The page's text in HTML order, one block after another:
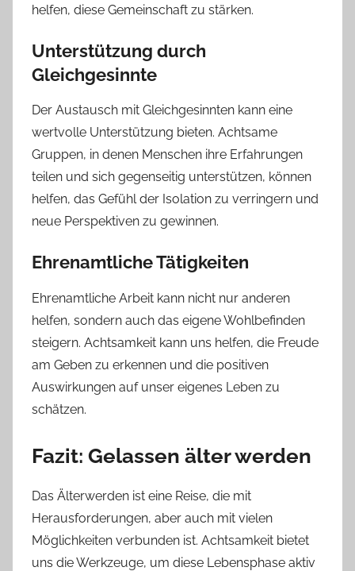
helfen, diese Gemeinschaft zu stärken.
Unterstützung durch
Gleichgesinnte
Der Austausch mit Gleichgesinnten kann eine
wertvolle Unterstützung bieten. Achtsame
Gruppen, in denen Menschen ihre Erfahrungen
teilen und sich gegenseitig unterstützen, können
helfen, das Gefühl der Isolation zu verringern und
neue Perspektiven zu gewinnen.
Ehrenamtliche Tätigkeiten
Ehrenamtliche Arbeit kann nicht nur anderen
helfen, sondern auch das eigene Wohlbefinden
steigern. Achtsamkeit kann uns helfen, die Freude
am Geben zu erkennen und die positiven
Auswirkungen auf unser eigenes Leben zu
schätzen.
Fazit: Gelassen älter werden
Das Älterwerden ist eine Reise, die mit
Herausforderungen, aber auch mit vielen
Möglichkeiten verbunden ist. Achtsamkeit bietet
uns die Werkzeuge, um diese Lebensphase aktiv